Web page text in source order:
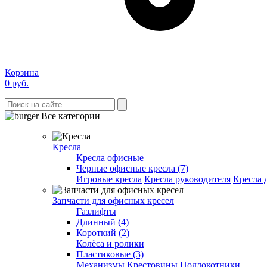
Корзина
0 руб.
Все категории
Кресла
Кресла офисные
Черные офисные кресла (7)
Игровые кресла Кресла руководителя Кресла
Запчасти для офисных кресел
Газлифты
Длинный (4)
Короткий (2)
Колёса и ролики
Пластиковые (3)
Механизмы Крестовины Подлокотники